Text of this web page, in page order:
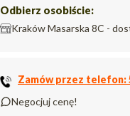
Odbierz osobiście:
Kraków Masarska 8C -
Zamów przez telefon:
Negocjuj cenę!